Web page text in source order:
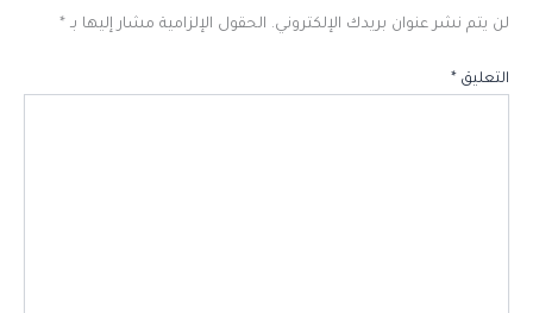
لن يتم نشر عنوان بريدك الإلكتروني. الحقول الإلزامية مشار إليها بـ *
التعليق *